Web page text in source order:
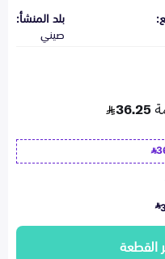
بلد المنشأ:
صيني
القطعة